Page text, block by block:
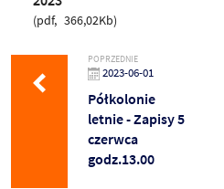
pdf 366,02Kb
POPRZEDNIE
2023-06-01
Półkolonie
letnie - Zapisy 5
czerwca
godz.13.00